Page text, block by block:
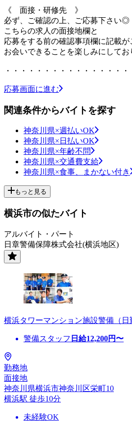
《 面接・研修先 》
必ず、ご確認の上、ご応募下さい◎
こちらの求人の面接地欄と
応募をする前の確認事項欄に記載が
お会いできることを楽しみにしてお
・・・・・・・・・・・・・・・
応募画面に進む
関連条件からバイトを探す
神奈川県×週払いOK
神奈川県×日払いOK
神奈川県×年齢不問
神奈川県×交通費支給
神奈川県×食事、まかない付き
もっと見る
横浜市の似たバイト
アルバイト・パート
日章警備保障株式会社(横浜地区)
横浜タワーマンション施設警備（日
警備スタッフ 日給12,200円〜
勤務地
面接地
神奈川県横浜市神奈川区栄町10
横浜駅 徒歩10分
未経験OK